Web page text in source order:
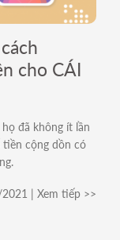
cho CÁI
đã không ít lần
tiền cộng dồn có
| Xem tiếp >>